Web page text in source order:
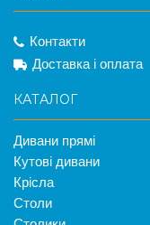
Контакти
Доставка і оплата
КАТАЛОГ
Дивани прямі
Кутові дивани
Крісла
Столи